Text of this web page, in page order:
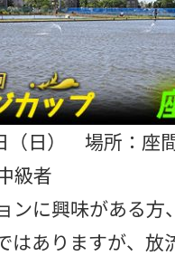
（日） 場所：座
級者
ンに興味がある方
はありますが、